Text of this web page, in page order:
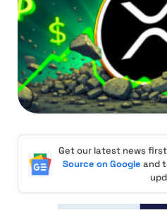
Get our latest news
Source on Google and